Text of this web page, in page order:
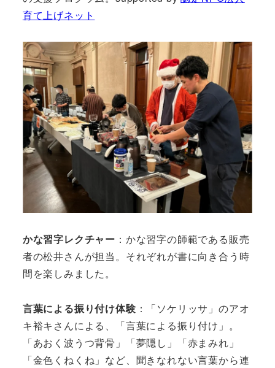
育て上げネット
かな習字レクチャー ：かな習字の師範である販売
者の松井さんが担当。それぞれが書に向き合う時
間を楽しみました。
言葉による振り付け体験 ：「ソケリッサ」のアオ
キ裕キさんによる、「言葉による振り付け」。
「あおく波うつ背骨」「夢隠し」「赤まみれ」
「金色くねくね」など、聞きなれない言葉から連